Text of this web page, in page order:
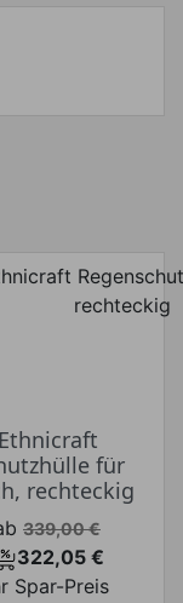
Ethnicraft
für
rechteckig
339,00 €
Preis
322,05 €
Spar-Preis